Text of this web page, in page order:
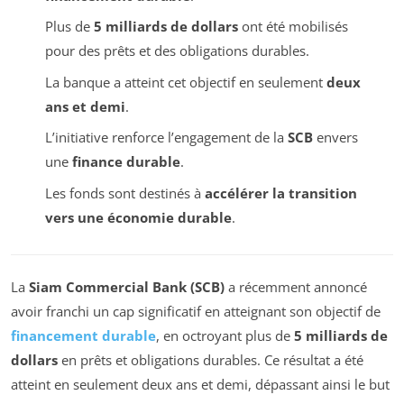
Plus de 5 milliards de dollarsont été mobilisés
pour des prêts et des obligations durables.
La banque a atteint cet objectif en seulement deux
ans et demi.
L’initiative renforce l’engagement de la SCBenvers
une finance durable.
Les fonds sont destinés à accélérer la transition
vers une économie durable.
La Siam Commercial Bank (SCB) a récemment annoncé
avoir franchi un cap significatif en atteignant son objectif de
financement durable, en octroyant plus de 5 milliards de
dollars en prêts et obligations durables. Ce résultat a été
atteint en seulement deux ans et demi, dépassant ainsi le but